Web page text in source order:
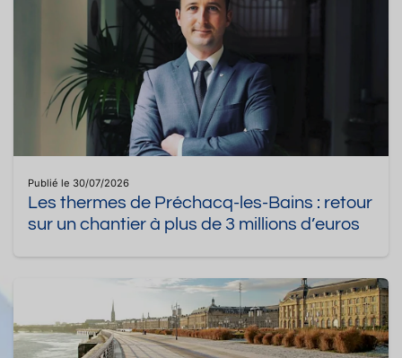
Publié le 30/07/2026
Les thermes de Préchacq-les-Bains : retour
sur un chantier à plus de 3 millions d’euros